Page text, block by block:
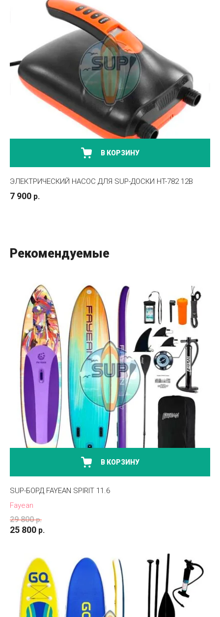
В КОРЗИНУ
ЭЛЕКТРИЧЕСКИЙ НАСОС ДЛЯ SUP-ДОСКИ HT-782 12В
7 900 р.
Рекомендуемые
В КОРЗИНУ
SUP-БОРД FAYEAN SPIRIT 11.6
Fayean
29 800 р.
25 800 р.